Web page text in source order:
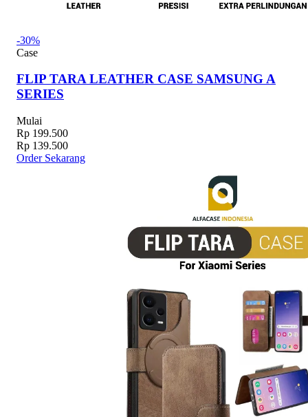
-30%
Case
FLIP TARA LEATHER CASE SAMSUNG A
SERIES
Mulai
Rp 199.500
Rp 139.500
Order Sekarang